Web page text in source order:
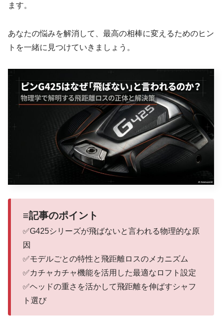
ます。
あなたの悩みを解消して、最高の相棒に変えるためのヒン
トを一緒に見つけていきましょう。
≡記事のポイント
✅G425シリーズが飛ばないと言われる物理的な原
因
✅モデルごとの特性と飛距離ロスのメカニズム
✅カチャカチャ機能を活用した最適なロフト設定
✅ヘッドの重さを活かして飛距離を伸ばすシャフ
ト選び